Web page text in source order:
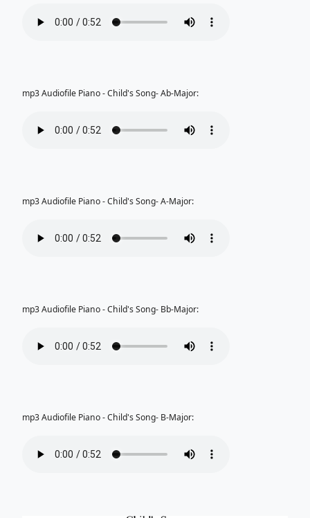
mp3 Audiofile Piano - Child's Song- Ab-Major:
mp3 Audiofile Piano - Child's Song- A-Major:
mp3 Audiofile Piano - Child's Song- Bb-Major:
mp3 Audiofile Piano - Child's Song- B-Major: